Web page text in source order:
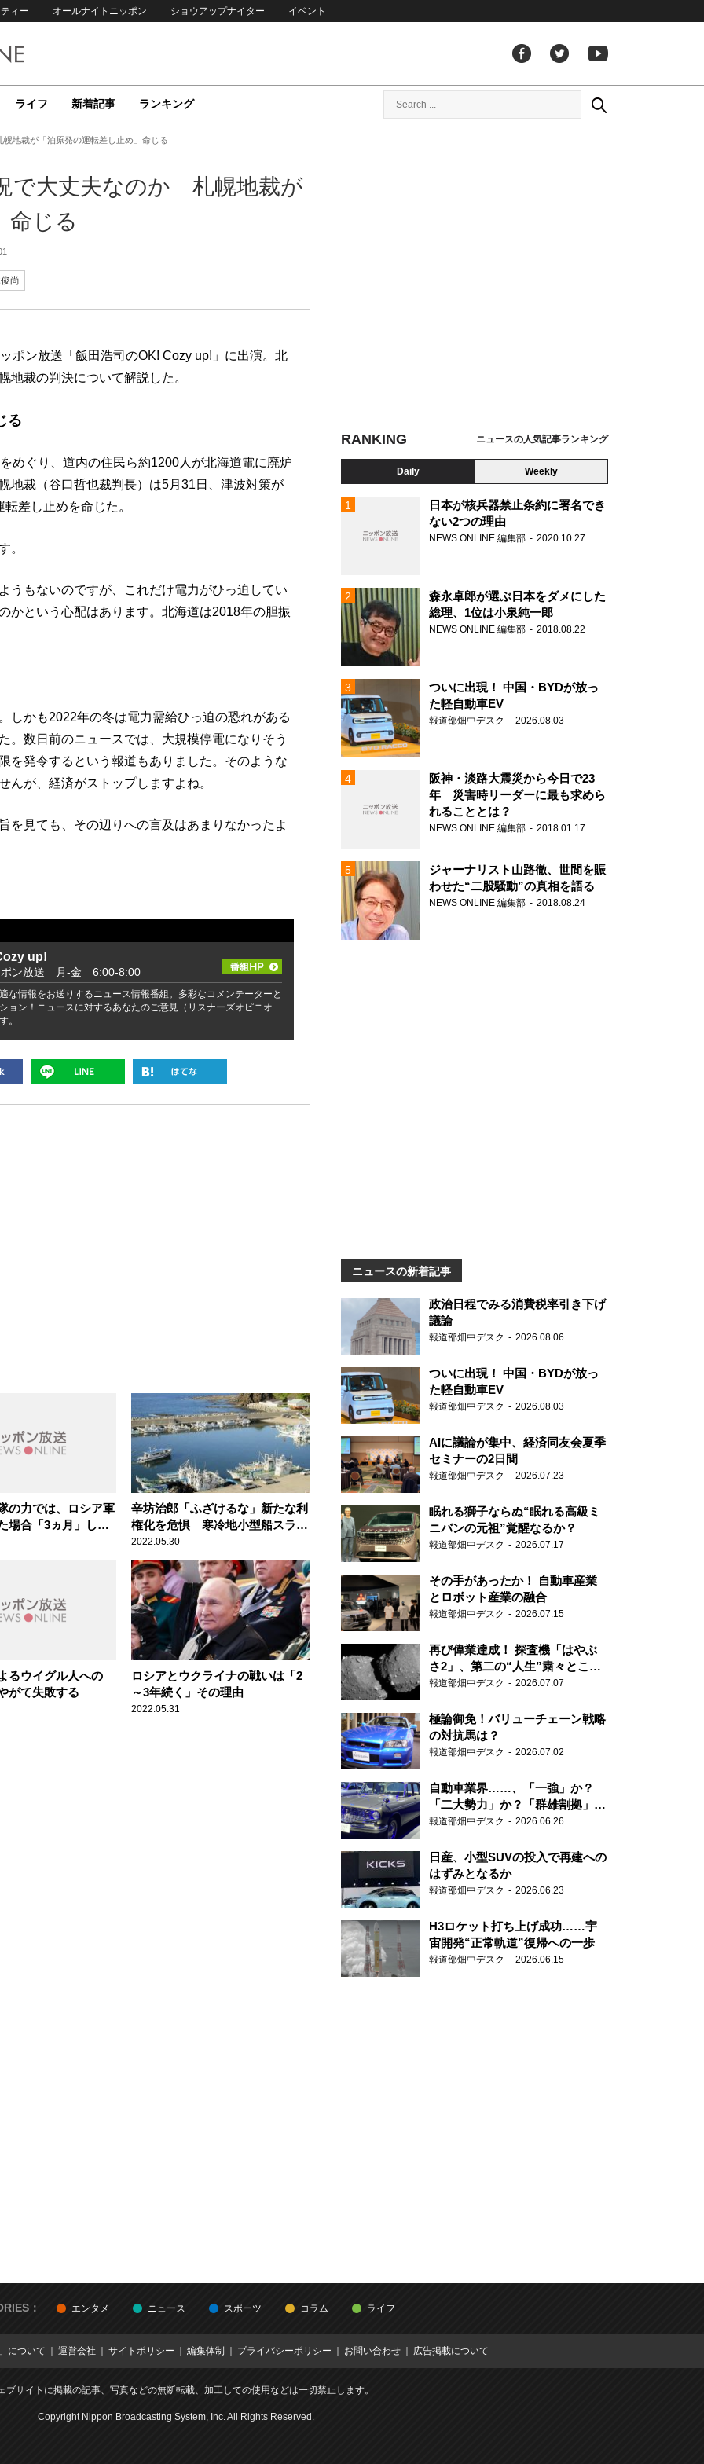
ィー オールナイトニッポン ショウアップナイター イベント
ライフ 新着記事 ランキング
地裁が「泊原発の運転差し止め」命じる
で大丈夫なのか 札幌地裁が
命じる
尚
ポン放送「飯田浩司のOK! Cozy up!」に出演。北
地裁の判決について解説した。
る
めぐり、道内の住民ら約1200人が北海道電に廃炉
地裁（谷口哲也裁判長）は5月31日、津波対策が
差し止めを命じた。
。
うもないのですが、これだけ電力がひっ迫してい
かという心配はあります。北海道は2018年の胆振
しかも2022年の冬は電力需給ひっ迫の恐れがある
。数日前のニュースでは、大規模停電になりそう
を発令するという報道もありました。そのような
んが、経済がストップしますよね。
を見ても、その辺りへの言及はあまりなかったよ
up!
ポン放送 月-金 6:00-8:00
な情報をお送りするニュース情報番組。多彩なコメンテーターと
ョン！ニュースに対するあなたのご意見（リスナーズオピニオ
。
の力では、ロシア軍
場合「3ヵ月」しか
辛坊治郎「ふざけるな」新たな利
権化を危惧 寒冷地小型船スライ
ダー付き救命いかだ搭載義務化方
針で
2022.05.30
るウイグル人への
がて失敗する
ロシアとウクライナの戦いは「2
～3年続く」その理由
2022.05.31
RANKING ニュースの人気記事ランキング
Daily Weekly
日本が核兵器禁止条約に署名でき
ない2つの理由
NEWS ONLINE 編集部 2020.10.27
森永卓郎が選ぶ日本をダメにした
総理、1位は小泉純一郎
NEWS ONLINE 編集部 2018.08.22
ついに出現！ 中国・BYDが放っ
た軽自動車EV
報道部畑中デスク 2026.08.03
阪神・淡路大震災から今日で23
年 災害時リーダーに最も求めら
れることとは？
NEWS ONLINE 編集部 2018.01.17
ジャーナリスト山路徹、世間を賑
わせた“二股騒動”の真相を語る
NEWS ONLINE 編集部 2018.08.24
ニュースの新着記事
政治日程でみる消費税率引き下げ
議論
報道部畑中デスク 2026.08.06
ついに出現！ 中国・BYDが放っ
た軽自動車EV
報道部畑中デスク 2026.08.03
AIに議論が集中、経済同友会夏季
セミナーの2日間
報道部畑中デスク 2026.07.23
眠れる獅子ならぬ“眠れる高級ミ
ニバンの元祖”覚醒なるか？
報道部畑中デスク 2026.07.17
その手があったか！ 自動車産業
とロボット産業の融合
報道部畑中デスク 2026.07.15
再び偉業達成！ 探査機「はやぶ
さ2」、第二の“人生”粛々とこな
す
報道部畑中デスク 2026.07.07
極論御免！バリューチェーン戦略
の対抗馬は？
報道部畑中デスク 2026.07.02
自動車業界……、「一強」か？
「二大勢力」か？「群雄割拠」
か？
報道部畑中デスク 2026.06.26
日産、小型SUVの投入で再建への
はずみとなるか
報道部畑中デスク 2026.06.23
H3ロケット打ち上げ成功……宇
宙開発“正常軌道”復帰への一歩
報道部畑中デスク 2026.06.15
： エンタメ ニュース スポーツ コラム ライフ
について 運営会社 サイトポリシー 編集体制 プライバシーポリシー お問い合わせ 広告掲載について
ブサイトに掲載の記事、写真などの無断転載、加工しての使用などは一切禁止します。
Copyright Nippon Broadcasting System, Inc. All Rights Reserved.